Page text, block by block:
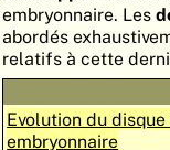
embryonnaire. Les
abordés
relatifs à cette
Evolution du
embryonnaire